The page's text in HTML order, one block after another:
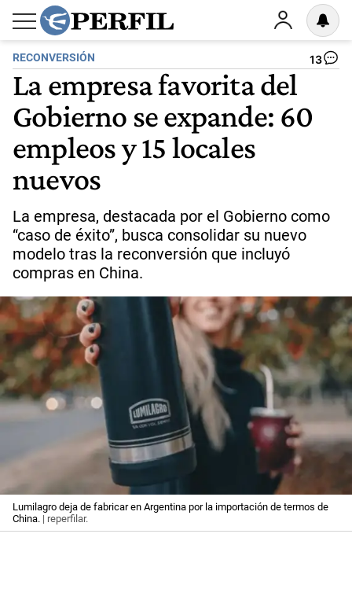
RECONVERSIÓN 13
La empresa favorita del
Gobierno se expande: 60
empleos y 15 locales
nuevos
La empresa, destacada por el Gobierno como
“caso de éxito”, busca consolidar su nuevo
modelo tras la reconversión que incluyó
compras en China.
Lumilagro deja de fabricar en Argentina por la importación de termos de
China. | reperfilar.